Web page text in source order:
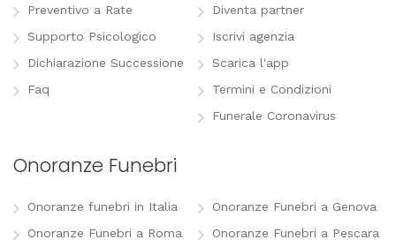
Preventivo a Rate
Supporto Psicologico
Dichiarazione Successione
Faq
Diventa partner
Iscrivi agenzia
Scarica l'app
Termini e Condizioni
Funerale Coronavirus
Onoranze Funebri
Onoranze funebri in Italia
Onoranze Funebri a Roma
Onoranze Funebri a Genova
Onoranze Funebri a Pescara